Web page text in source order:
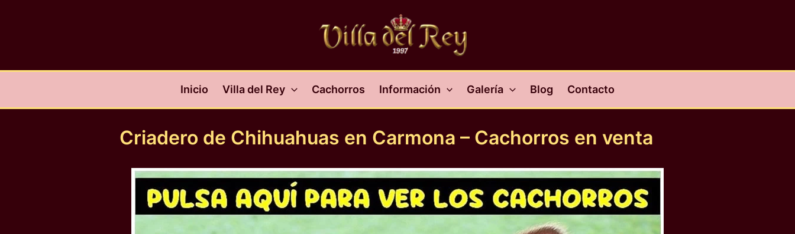
Inicio Villa del Rey Cachorros Información Galería Blog Contacto
Criadero de Chihuahuas en Carmona – Cachorros en venta